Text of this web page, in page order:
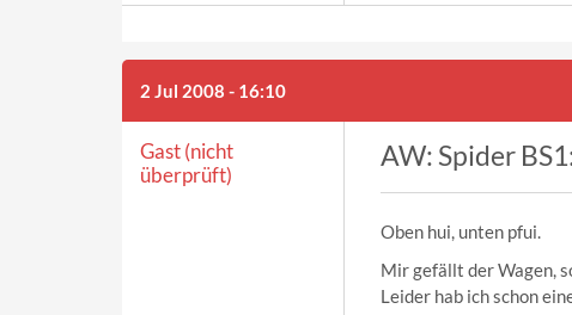
2 Jul 2008 - 16:10
Gast (nicht
überprüft)
AW: Spider
Oben hui, unten pfui.
Mir gefällt der Wagen,
Leider hab ich schon